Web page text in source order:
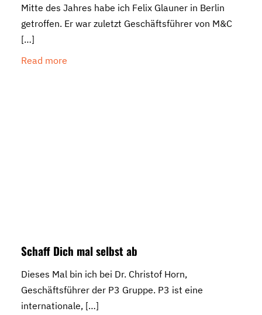
Mitte des Jahres habe ich Felix Glauner in Berlin
getroffen. Er war zuletzt Geschäftsführer von M&C
[…]
Read more
Schaff Dich mal selbst ab
Dieses Mal bin ich bei Dr. Christof Horn,
Geschäftsführer der P3 Gruppe. P3 ist eine
internationale, […]